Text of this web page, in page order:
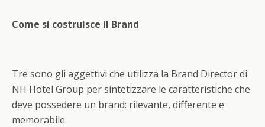
Come si costruisce il Brand
Tre sono gli aggettivi che utilizza la Brand Director di
NH Hotel Group per sintetizzare le caratteristiche che
deve possedere un brand: rilevante, differente e
memorabile.